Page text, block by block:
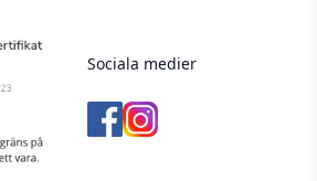
Sociala medier